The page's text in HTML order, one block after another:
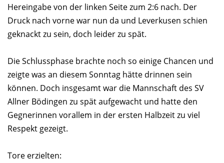
Hereingabe von der linken Seite zum 2:6 nach. Der
Druck nach vorne war nun da und Leverkusen schien
geknackt zu sein, doch leider zu spät.
Die Schlussphase brachte noch so einige Chancen und
zeigte was an diesem Sonntag hätte drinnen sein
können. Doch insgesamt war die Mannschaft des SV
Allner Bödingen zu spät aufgewacht und hatte den
Gegnerinnen vorallem in der ersten Halbzeit zu viel
Respekt gezeigt.
Tore erzielten: